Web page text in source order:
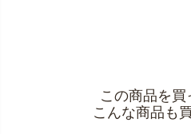
この商品を買
こんな商品も